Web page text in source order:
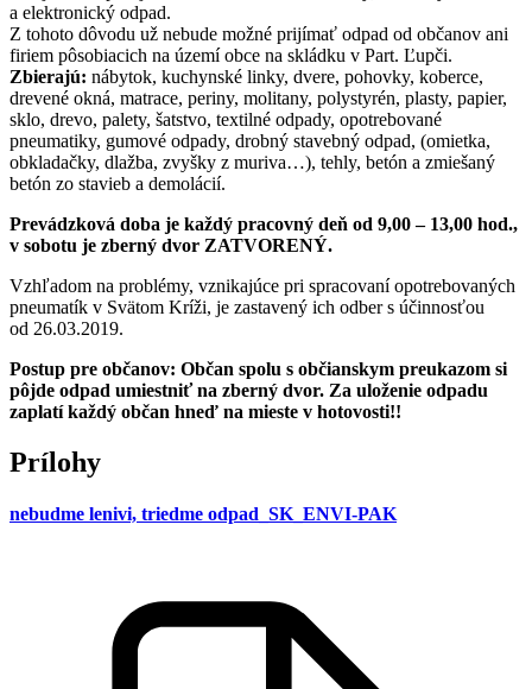
a elektronický odpad.
Z tohoto dôvodu už nebude možné prijímať odpad od občanov ani
firiem pôsobiacich na území obce na skládku v Part. Ľupči.
Zbierajú: nábytok, kuchynské linky, dvere, pohovky, koberce,
drevené okná, matrace, periny, molitany, polystyrén, plasty, papier,
sklo, drevo, palety, šatstvo, textilné odpady, opotrebované
pneumatiky, gumové odpady, drobný stavebný odpad, (omietka,
obkladačky, dlažba, zvyšky z muriva…), tehly, betón a zmiešaný
betón zo stavieb a demolácií.
Prevádzková doba je každý pracovný deň od 9,00 – 13,00 hod.,
v sobotu je zberný dvor ZATVORENÝ.
Vzhľadom na problémy, vznikajúce pri spracovaní opotrebovaných
pneumatík v Svätom Kríži, je zastavený ich odber s účinnosťou
od 26.03.2019.
Postup pre občanov: Občan spolu s občianskym preukazom si
pôjde odpad umiestniť na zberný dvor. Za uloženie odpadu
zaplatí každý občan hneď na mieste v hotovosti!!
Prílohy
nebudme lenivi, triedme odpad_SK_ENVI-PAK